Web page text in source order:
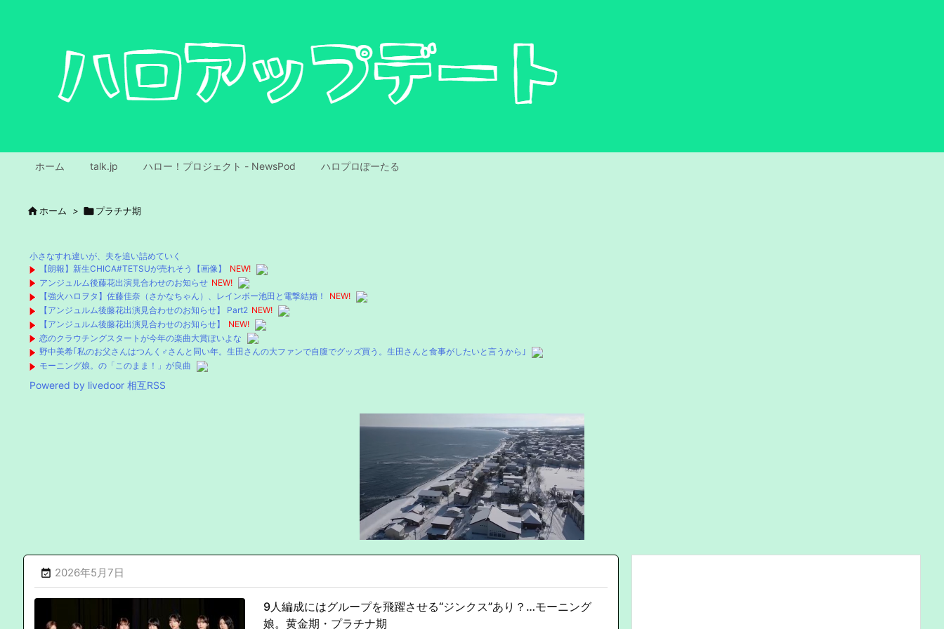
ホーム talk.jp ハロー！プロジェクト - NewsPod ハロプロぽーたる
 ホーム > プラチナ期
小さなすれ違いが、夫を追い詰めていく
【朗報】新生CHICA#TETSUが売れそう【画像】
NEW!
アンジュルム後藤花出演見合わせのお知らせ NEW!
【強火ハロヲタ】佐藤佳奈（さかなちゃん）、レインボー池田と電撃結婚！
NEW!
【アンジュルム後藤花出演見合わせのお知らせ】 Part2 NEW!
【アンジュルム後藤花出演見合わせのお知らせ】
NEW!
恋のクラウチングスタートが今年の楽曲大賞ぽいよな
野中美希｢私のお父さんはつんく♂さんと同い年。生田さんの大ファンで自腹でグッズ買う。生田さんと食事がしたいと言うから｣
モーニング娘。の「このまま！」が良曲
Powered by livedoor 相互RSS
 2026年5月7日
9人編成にはグループを飛躍させる“ジンクス”あり？…モーニング
娘。黄金期・プラチナ期